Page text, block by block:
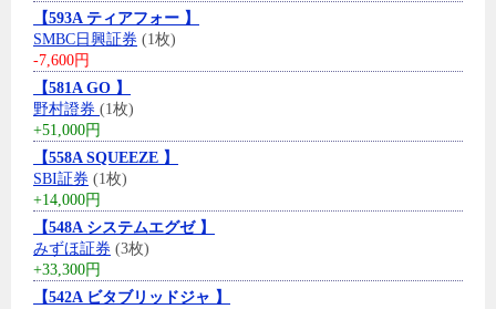
【593A ティアフォー 】
SMBC日興証券 (1枚)
-7,600円
【581A GO 】
野村證券 (1枚)
+51,000円
【558A SQUEEZE 】
SBI証券 (1枚)
+14,000円
【548A システムエグゼ 】
みずほ証券 (3枚)
+33,300円
【542A ビタブリッドジャ 】